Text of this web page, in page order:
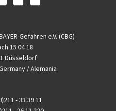
Gefahren e.V. (CBG)
15 04 18
Düsseldorf
/ Alemania
- 33 39 11